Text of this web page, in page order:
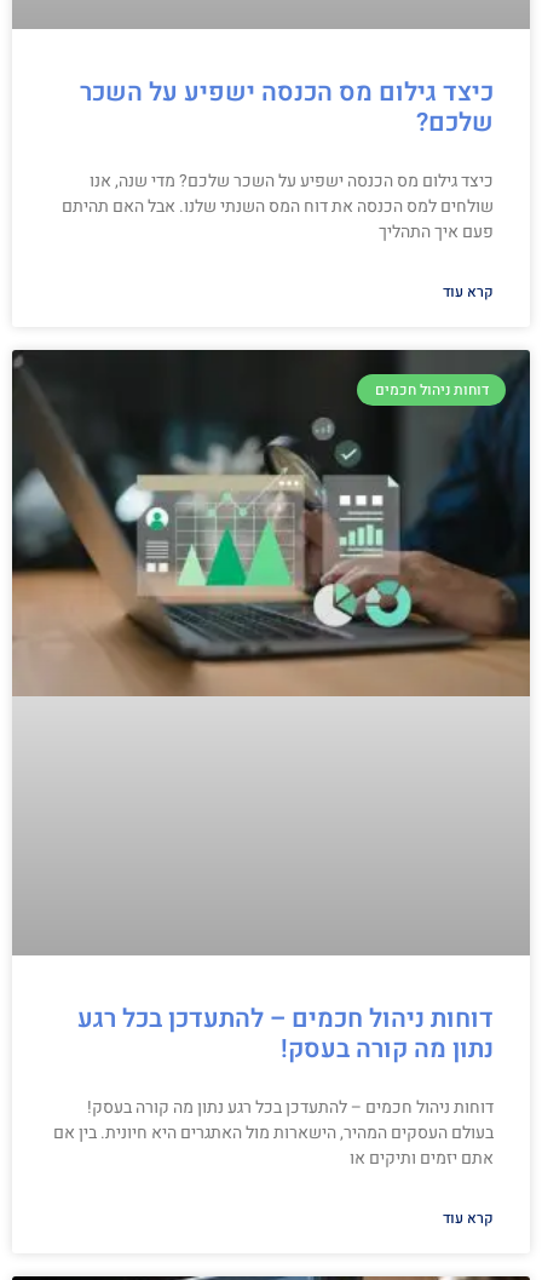
כיצד גילום מס הכנסה ישפיע על השכר
שלכם?
כיצד גילום מס הכנסה ישפיע על השכר שלכם? מדי שנה, אנו
שולחים למס הכנסה את דוח המס השנתי שלנו. אבל האם תהיתם
פעם איך התהליך
קרא עוד
דוחות ניהול חכמים
דוחות ניהול חכמים – להתעדכן בכל רגע
נתון מה קורה בעסק!
דוחות ניהול חכמים – להתעדכן בכל רגע נתון מה קורה בעסק!
בעולם העסקים המהיר, הישארות מול האתגרים היא חיונית. בין אם
אתם יזמים ותיקים או
קרא עוד